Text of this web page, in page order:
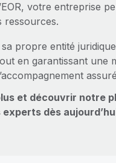
votre entreprise
ressources.
propre entité
en garantissant une
et découvrir notre
experts dès